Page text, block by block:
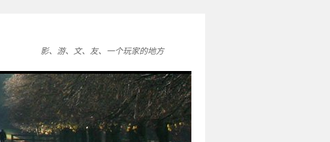
影、游、文、友、一个玩家的地方